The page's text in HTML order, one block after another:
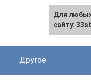
Другое
Для
сайту: